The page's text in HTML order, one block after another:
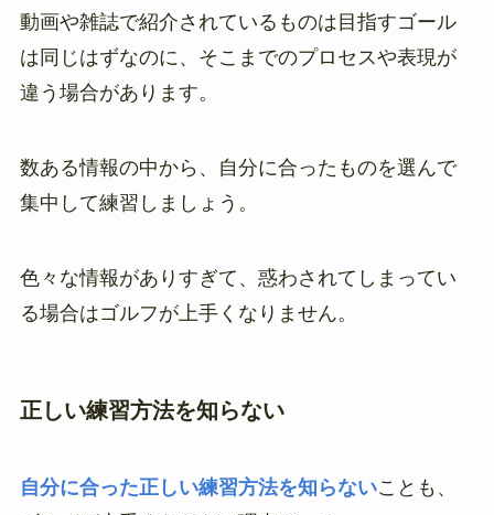
動画や雑誌で紹介されているものは目指すゴール
は同じはずなのに、そこまでのプロセスや表現が
違う場合があります。
数ある情報の中から、自分に合ったものを選んで
集中して練習しましょう。
色々な情報がありすぎて、惑わされてしまってい
る場合はゴルフが上手くなりません。
正しい練習方法を知らない
自分に合った正しい練習方法を知らないことも、